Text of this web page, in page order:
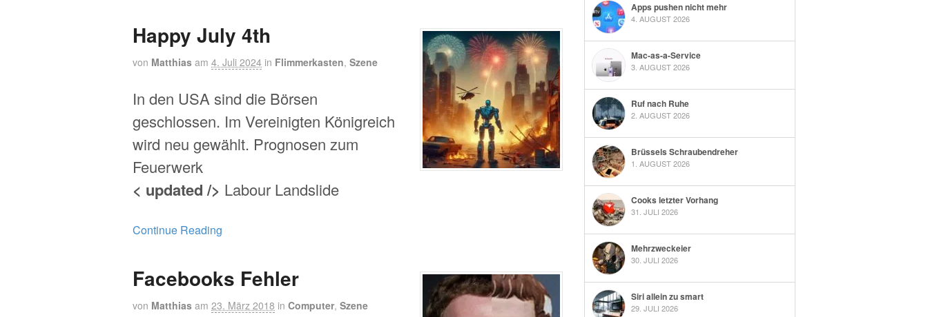
Happy July 4th
von Matthias am 4. Juli 2024 in Flimmerkasten, Szene
In den USA sind die Börsen
geschlossen. Im Vereinigten Königreich
wird neu gewählt. Prognosen zum
Feuerwerk
< updated /> Labour Landslide
Continue Reading
Facebooks Fehler
von Matthias am 23. März 2018 in Computer, Szene
Apps pushen nicht mehr
4. AUGUST 2026
Mac-as-a-Service
3. AUGUST 2026
Ruf nach Ruhe
2. AUGUST 2026
Brüssels Schraubendreher
1. AUGUST 2026
Cooks letzter Vorhang
31. JULI 2026
Mehrzweckeier
30. JULI 2026
Siri allein zu smart
29. JULI 2026